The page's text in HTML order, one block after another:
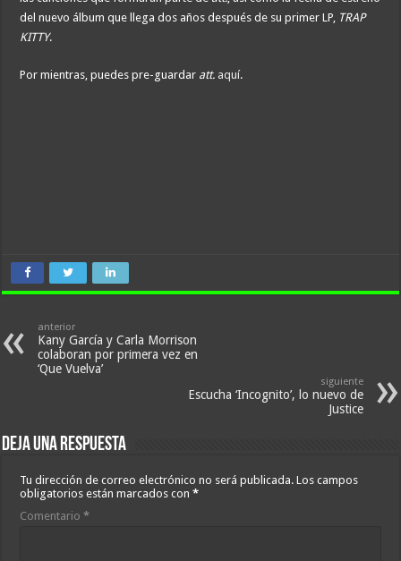
del nuevo álbum que llega dos años después de su primer LP, TRAP
KITTY.
Por mientras, puedes pre-guardar att. aquí.
anterior
Kany García y Carla Morrison
colaboran por primera vez en
‘Que Vuelva’
siguiente
Escucha ‘Incognito’, lo nuevo de
Justice
Deja una respuesta
Tu dirección de correo electrónico no será publicada. Los campos
obligatorios están marcados con*
Comentario*